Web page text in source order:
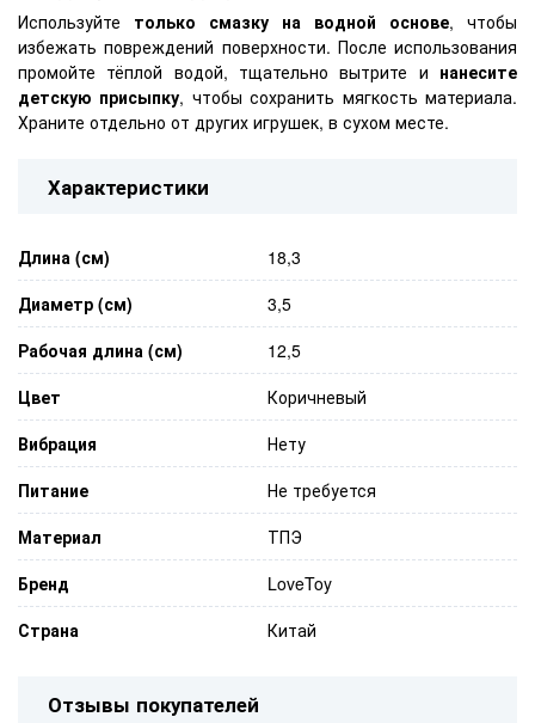
Используйте только смазку на водной основе, чтобы
избежать повреждений поверхности. После использования
промойте тёплой водой, тщательно вытрите и нанесите
детскую присыпку, чтобы сохранить мягкость материала.
Храните отдельно от других игрушек, в сухом месте.
Характеристики
Длина (см)
18,3
Диаметр (см)
3,5
Рабочая длина (см)
12,5
Цвет
Коричневый
Вибрация
Нету
Питание
Не требуется
Материал
ТПЭ
Бренд
LoveToy
Страна
Китай
Отзывы покупателей